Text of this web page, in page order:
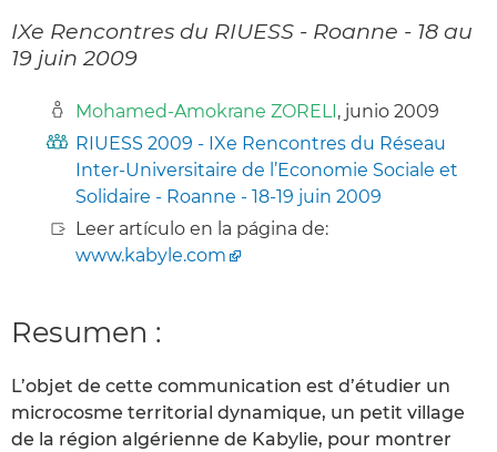
IXe Rencontres du RIUESS - Roanne - 18 au
19 juin 2009
Mohamed-Amokrane ZORELI, junio 2009
RIUESS 2009 - IXe Rencontres du Réseau
Inter-Universitaire de l’Economie Sociale et
Solidaire - Roanne - 18-19 juin 2009
Leer artículo en la página de:
www.kabyle.com
Resumen :
L’objet de cette communication est d’étudier un
microcosme territorial dynamique, un petit village
de la région algérienne de Kabylie, pour montrer